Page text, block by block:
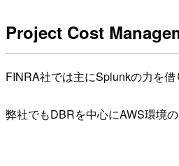
Project Cost
FINRA社では主にSplunkの力を
弊社でもDBRを中心にAWS環境